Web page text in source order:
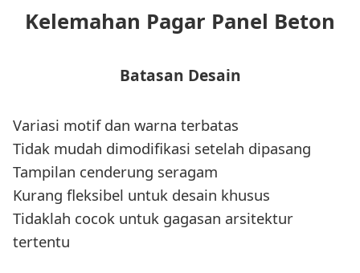
Kelemahan Pagar Panel Beton
Batasan Desain
Variasi motif dan warna terbatas
Tidak mudah dimodifikasi setelah dipasang
Tampilan cenderung seragam
Kurang fleksibel untuk desain khusus
Tidaklah cocok untuk gagasan arsitektur
tertentu